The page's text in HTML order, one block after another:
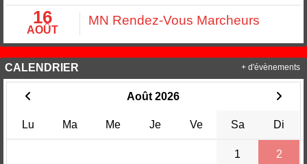
16
AOÛT
MN Rendez-Vous Marcheurs
CALENDRIER
Août 2026
Lu Ma Me Je Ve Sa Di
1 2
+ d'évènements